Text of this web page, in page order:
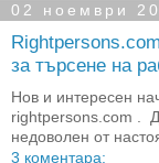
02 ноември
за търсене на
Нов и интересен
rightpersons.com .
недоволен от
3 коментара: